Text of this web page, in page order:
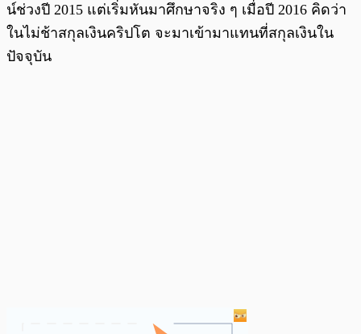
น์ช่วงปี 2015 แต่เริ่มหันมาศึกษาจริง ๆ เมื่อปี 2016 คิดว่า
ในไม่ช้าสกุลเงินคริปโต จะมาเข้ามาแทนที่สกุลเงินใน
ปัจจุบัน